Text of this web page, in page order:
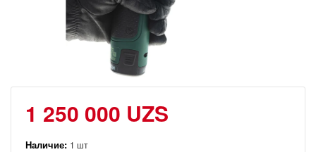
1 250 000 UZS
Наличие: 1 шт